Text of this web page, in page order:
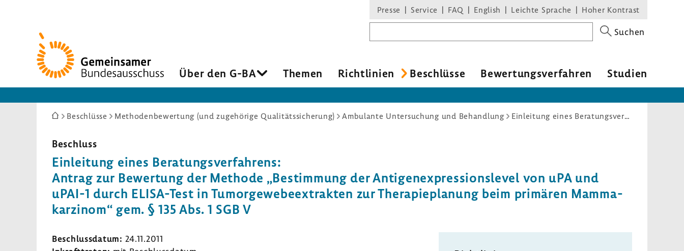
Zur
Startseite
Presse Service FAQ English Leichte Sprache Hoher Kontrast
Suchen
Über den G-BA Themen Richt­li­nien Beschlüsse Bewer­tungs­ver­fahren Studien
Sie
hier:
Beschlüsse Methodenbewertung (und zugehörige Qualitätssicherung) Ambulante Untersuchung und Behandlung Einleitung eines Beratungsverfahrens: Antrag zur Bewertung der Methode „Bestimmung der Antigenexpressionslevel von uPA und uPAI-1 durch ELISA-Test in Tumorgewebeextrakten zur Therapieplanung beim primären Mammakarzinom“ gem. § 135 Abs. 1 SGB V
Beschluss
Einlei­tung eines Bera­tungs­ver­fah­rens:
Antrag zur Bewer­tung der Methode „Bestim­mung der Anti­gen­ex­pres­si­ons­level von uPA und
uPAI-1 durch ELISA-​Test in Tumor­ge­we­be­ex­trakten zur Thera­pie­pla­nung beim primären Mamma­
kar­zinom“ gem. § 135 Abs. 1 SGB V
Beschluss­datum: 24.11.2011